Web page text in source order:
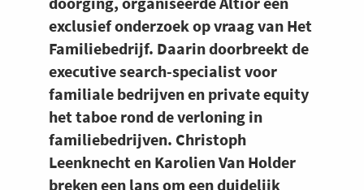
exclusief onderzoek op vraag van Het
Familiebedrijf. Daarin doorbreekt de
executive search-specialist voor
familiale bedrijven en private equity
het taboe rond de verloning in
familiebedrijven. Christoph
Leenknecht en Karolien Van Holder
breken een lans om een duidelijk